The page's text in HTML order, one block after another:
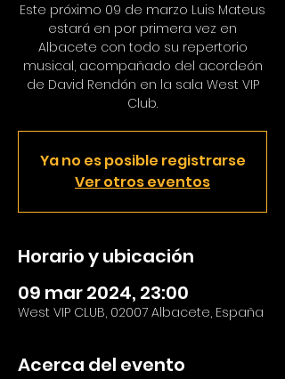
Este próximo 09 de marzo Luis Mateus
estará en por primera vez en
Albacete con todo su repertorio
musical, acompañado del acordeón
de David Rendón en la sala West VIP
Club.
Ya no es posible registrarse
Ver otros eventos
Horario y ubicación
09 mar 2024, 23:00
West VIP CLUB, 02007 Albacete, España
Acerca del evento